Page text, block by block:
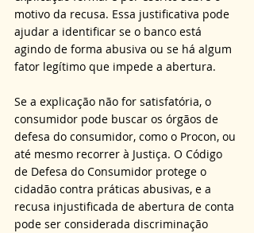
motivo da recusa. Essa justificativa pode
ajudar a identificar se o banco está
agindo de forma abusiva ou se há algum
fator legítimo que impede a abertura.
Se a explicação não for satisfatória, o
consumidor pode buscar os órgãos de
defesa do consumidor, como o Procon, ou
até mesmo recorrer à Justiça. O Código
de Defesa do Consumidor protege o
cidadão contra práticas abusivas, e a
recusa injustificada de abertura de conta
pode ser considerada discriminação